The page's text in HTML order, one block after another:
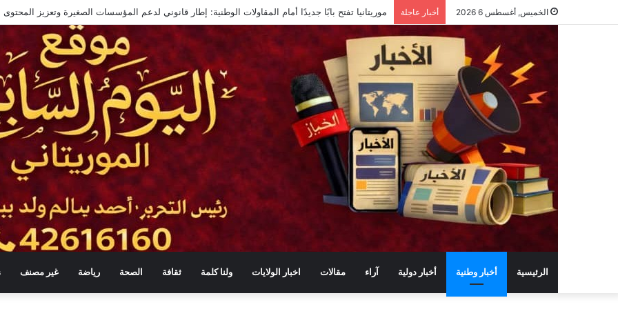
الخميس, أغسطس 6 2026 أخبار عاجلة ماذا حققت وزارة الرقمنة في موريتانيا
الرئيسية أخبار وطنية أخبار دولية آراء مقالات اخبار الولايات ولنا كلمة ثقافة الصحة رياضة غير مصنف